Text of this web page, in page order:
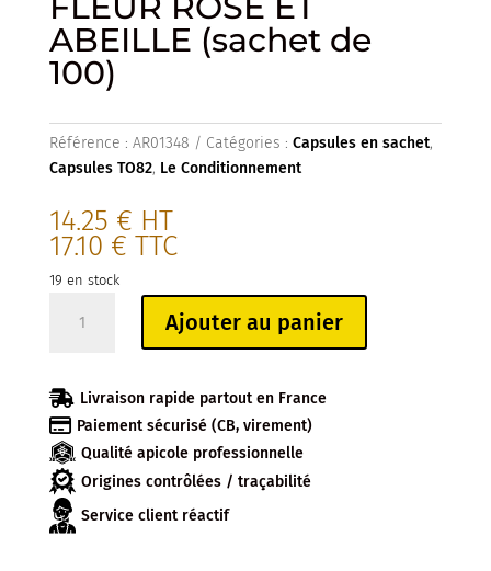
ABEILLE (sachet de
100)
Référence : AR01348 Catégories : Capsules en sachet,
Capsules TO82, Le Conditionnement
14.25 € HT
17.10 € TTC
19 en stock
NOIRE
FLEUR
ROSE
ET
ABEILLE
(sachet
Ajouter au panier
 Livraison rapide partout en France
 Paiement sécurisé (CB, virement)
Qualité apicole professionnelle
Origines contrôlées / traçabilité
Service client réactif